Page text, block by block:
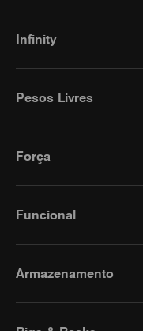
Infinity
Pesos Livres
Força
Funcional
Armazenamento